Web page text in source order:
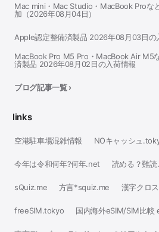
Mac mini・Mac Studio・MacBook Proな
加（2026年08月04日）
Apple認定整備済製品 2026年08月03日の
MacBook Pro M5 Pro・MacBook Air M5
済製品 2026年08月02日の入荷情報
ブログ記事一覧 ›
links
空港駐車場混雑情報 NOキャッシュ
今年は令和何年?何年.net 読める？難
sQuiz.me 方言*squiz.me 漢字クロ
freeSIM.tokyo 国内海外eSIM/SIM比較